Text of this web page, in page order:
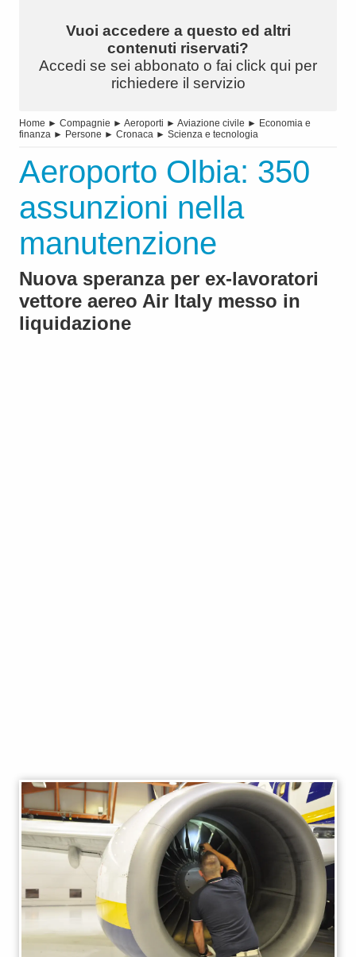
Vuoi accedere a questo ed altri
contenuti riservati?
Accedi se sei abbonato o fai click qui per
richiedere il servizio
Home ► Compagnie ► Aeroporti ► Aviazione civile ► Economia e
finanza ► Persone ► Cronaca ► Scienza e tecnologia
Aeroporto Olbia: 350
assunzioni nella
manutenzione
Nuova speranza per ex-lavoratori
vettore aereo Air Italy messo in
liquidazione